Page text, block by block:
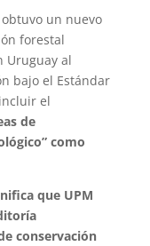
un nuevo
forestal
Uruguay al
bajo el Estándar
el
de
como
que UPM
conservación